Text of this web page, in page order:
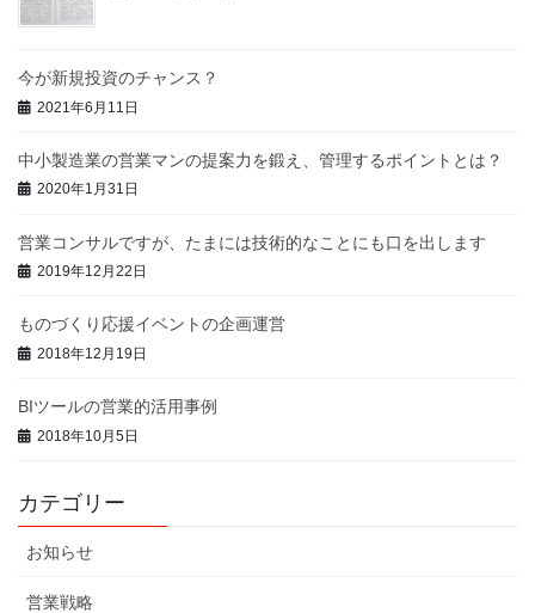
今が新規投資のチャンス？
2021年6月11日
中小製造業の営業マンの提案力を鍛え、管理するポイントとは？
2020年1月31日
営業コンサルですが、たまには技術的なことにも口を出します
2019年12月22日
ものづくり応援イベントの企画運営
2018年12月19日
BIツールの営業的活用事例
2018年10月5日
カテゴリー
お知らせ
営業戦略